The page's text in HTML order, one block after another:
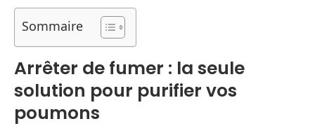
Sommaire
Arrêter de fumer : la seule
solution pour purifier vos
poumons